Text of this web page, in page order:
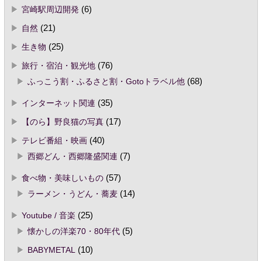
宮崎駅周辺開発(6)
自然 (21)
生き物 (25)
旅行・宿泊・観光地(76)
ふっこう割・ふるさと割・Gotoトラベル他(68)
インターネット関連 (35)
【のら】野良猫の写真(17)
テレビ番組・映画(40)
西郷どん・西郷隆盛関連 (7)
食べ物・美味しいもの(57)
ラーメン・うどん・蕎麦(14)
Youtube / 音楽 (25)
懐かしの洋楽70・80年代(5)
BABYMETAL
(10)